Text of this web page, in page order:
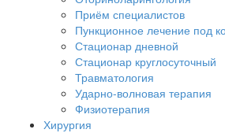
Приём специалистов
Пункционное лечение под
Стационар дневной
Стационар круглосуточный
Травматология
Ударно-волновая терапия
Физиотерапия
Хирургия